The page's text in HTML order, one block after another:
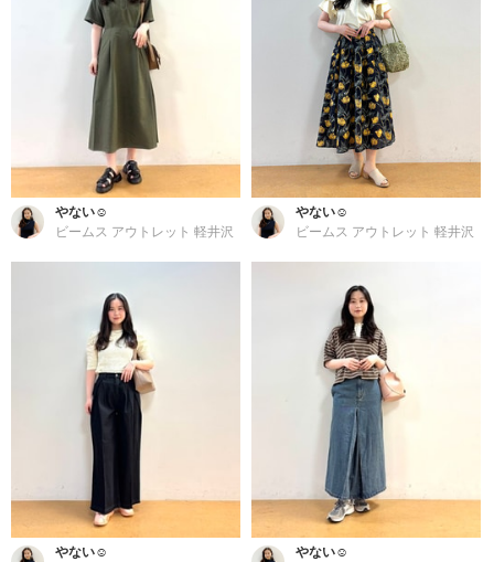
やない☺︎
ビームス アウトレット 軽井沢
やない☺︎
ビームス アウトレット 軽井沢
やない☺︎
やない☺︎